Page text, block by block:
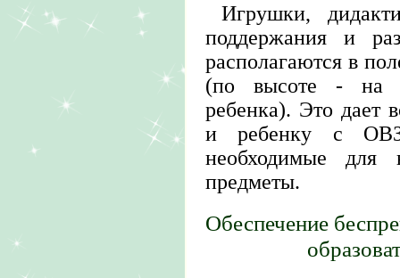
Игрушки,
поддержания и
располагаются в
(по высоте - на
ребенка). Это дает
и ребенку с ОВЗ
необходимые для
предметы.
Обеспечение